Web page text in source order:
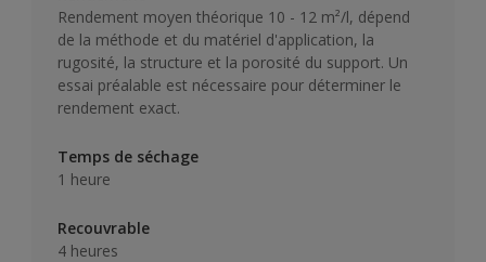
Rendement moyen théorique 10 - 12 m²/l, dépend
de la méthode et du matériel d'application, la
rugosité, la structure et la porosité du support. Un
essai préalable est nécessaire pour déterminer le
rendement exact.
Temps de séchage
1 heure
Recouvrable
4 heures